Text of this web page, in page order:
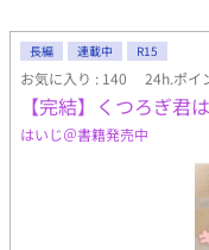
長編 連載中 R15
お気に入り : 140 24h.ポイ
【完結】くつろぎ君
はいじ＠書籍発売中